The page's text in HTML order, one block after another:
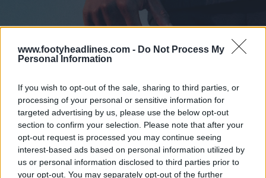
www.footyheadlines.com - Do Not Process My
Personal Information
If you wish to opt-out of the sale, sharing to third parties, or
processing of your personal or sensitive information for
targeted advertising by us, please use the below opt-out
section to confirm your selection. Please note that after your
opt-out request is processed you may continue seeing
interest-based ads based on personal information utilized by
us or personal information disclosed to third parties prior to
your opt-out. You may separately opt-out of the further